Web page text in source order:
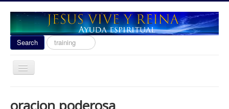
Search
Search
...
Toggle